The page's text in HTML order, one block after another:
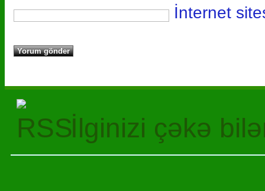
İnternet
İlginizi çəkə